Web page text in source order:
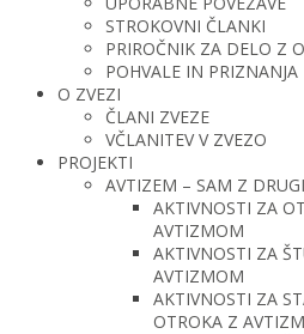
STROKOVNI ČLANKI
PRIROČNIK ZA DELO Z
POHVALE IN PRIZNANJA
O ZVEZI
ČLANI ZVEZE
VČLANITEV V ZVEZO
PROJEKTI
AVTIZEM – SAM Z
AKTIVNOSTI ZA
AVTIZMOM
AKTIVNOSTI ZA
AVTIZMOM
AKTIVNOSTI ZA
OTROKA Z